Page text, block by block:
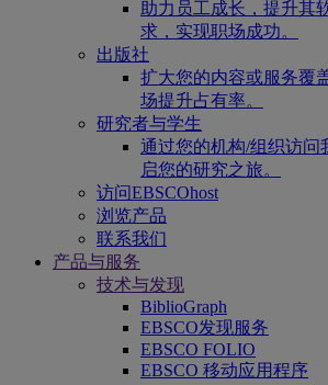
助力员工成长，提升其
求，实现职场成功。
出版社
扩大您的内容或服务覆
场提升占有率。
研究者与学生
通过您的机构/组织访问
启您的研究之旅。
访问EBSCOhost
浏览产品
联系我们
产品与服务
技术与发现
BiblioGraph
EBSCO发现服务
EBSCO FOLIO
EBSCO 移动应用程序